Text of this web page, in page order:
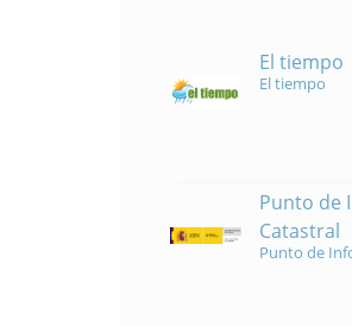
El tiempo
El tiempo
Punto de
Catastral
Punto de